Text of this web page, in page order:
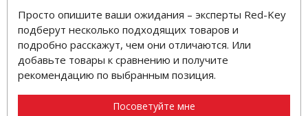
Просто опишите ваши ожидания – эксперты Red-Key
подберут несколько подходящих товаров и
подробно расскажут, чем они отличаются. Или
добавьте товары к сравнению и получите
рекомендацию по выбранным позиция.
Посоветуйте мне